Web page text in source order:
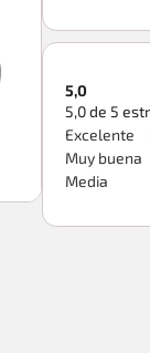
5,0
5,0 de 5
Excelente
Muy buena
Media